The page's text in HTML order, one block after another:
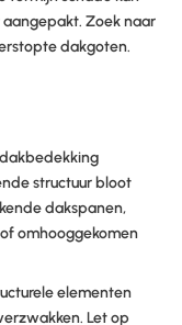
Zoek naar
dakgoten.
structuur bloot
dakspanen,
omhooggekomen
elementen
Let op